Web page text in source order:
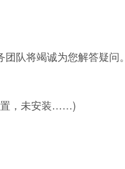
队将竭诚为您解答疑问
置，未安装……)